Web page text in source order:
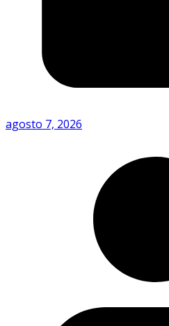
agosto 7, 2026